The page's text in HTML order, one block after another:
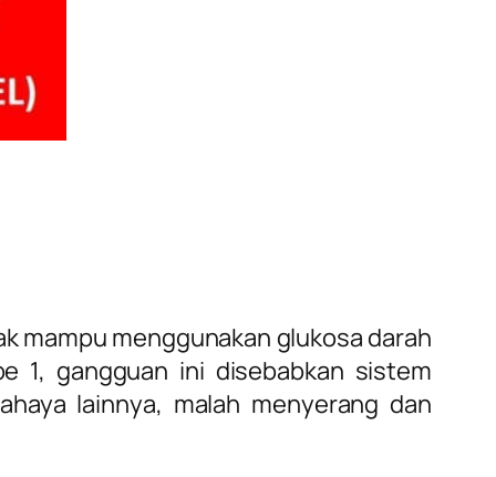
mampu menggunakan glukosa darah
1, gangguan ini disebabkan sistem
lainnya, malah menyerang dan